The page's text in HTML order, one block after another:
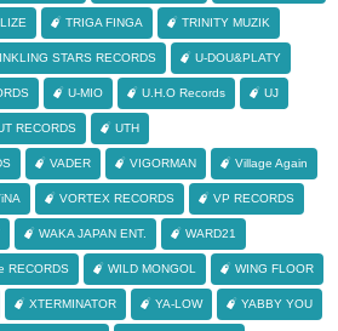
TRIGA FINGA TRINITY MUZIK
STARS RECORDS U-DOU&PLATY
U-MIO U.H.O Records UJ
RECORDS UTH
VADER VIGORMAN Village Again
VORTEX RECORDS VP RECORDS
WAKA JAPAN ENT. WARD21
RECORDS WILD MONGOL WING FLOOR
XTERMINATOR YA-LOW YABBY YOU